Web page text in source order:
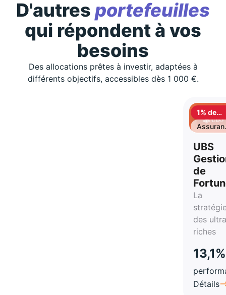
D'autres portefeuilles
qui répondent à vos
besoins
Des allocations prêtes à investir, adaptées à
différents objectifs, accessibles dès 1 000 €.
1% de
UBS
de
La
des
riches
13,1%
Détails